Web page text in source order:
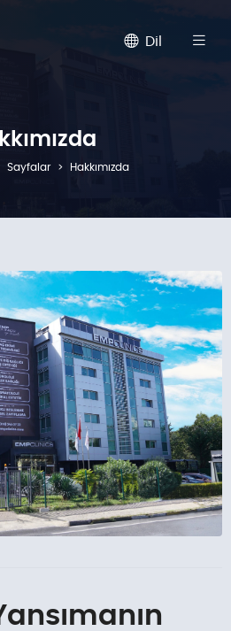
Dil
Sayfalar Hakkımızda